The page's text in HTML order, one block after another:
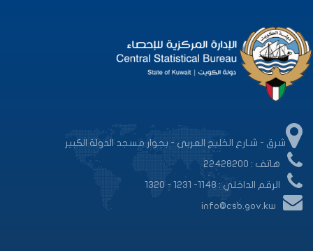
شرق - شـارع الخليج العربى - بجوار مسجد الدولة الكبير
هاتف : 22428200
الرقم الداخلي : 1148- 1231 - 1320
info@csb.gov.kw